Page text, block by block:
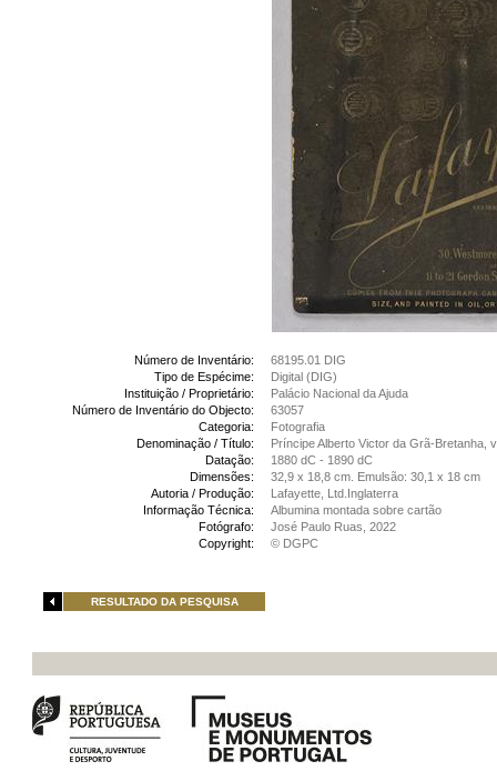
Número de Inventário:
68195.01 DIG
Tipo de Espécime:
Digital (DIG)
Instituição / Proprietário:
Palácio Nacional da Ajuda
Número de Inventário do Objecto:
63057
Categoria:
Fotografia
Denominação / Título:
Príncipe Alberto Victor da Grã-Bretanha,
Datação:
1880 dC - 1890 dC
Dimensões:
32,9 x 18,8 cm. Emulsão: 30,1 x 18 cm
Autoria / Produção:
Lafayette, Ltd.Inglaterra
Informação Técnica:
Albumina montada sobre cartão
Fotógrafo:
José Paulo Ruas, 2022
Copyright:
© DGPC
RESULTADO DA PESQUISA